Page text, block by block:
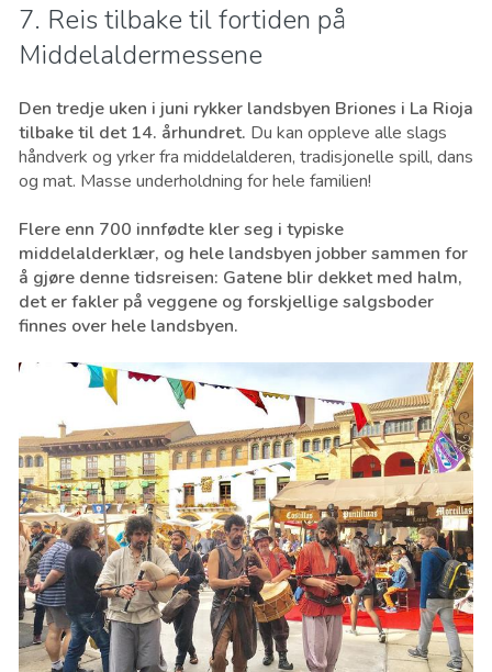
7. Reis tilbake til fortiden på
Middelaldermessene
Den tredje uken i juni rykker landsbyen Briones i La Rioja
tilbake til det 14. århundret. Du kan oppleve alle slags
håndverk og yrker fra middelalderen, tradisjonelle spill, dans
og mat. Masse underholdning for hele familien!
Flere enn 700 innfødte kler seg i typiske
middelalderklær, og hele landsbyen jobber sammen for
å gjøre denne tidsreisen: Gatene blir dekket med halm,
det er fakler på veggene og forskjellige salgsboder
finnes over hele landsbyen.